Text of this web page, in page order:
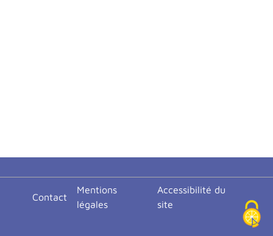
Contact
Mentions
légales
Accessibilité du
site